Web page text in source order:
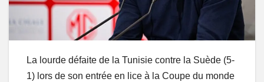
La lourde défaite de la Tunisie contre la Suède (5-
1) lors de son entrée en lice à la Coupe du monde